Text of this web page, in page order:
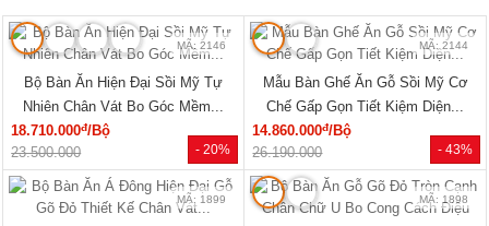
- 40%
Giường Ngủ Gỗ Sồi Mỹ Kẻ Rãnh
Hiện Đại Đẹp Giá Siêu Rẻ
5.940.000đ/Cái
9.960.000
- 33%
Giường Ngủ Sồi Tự Nhiên Chân
Thấp Hiện Đại Bo Góc Sang...
19.220.000
28.500.000
🔥 Combo giường tủ 🔥 Bán chạy